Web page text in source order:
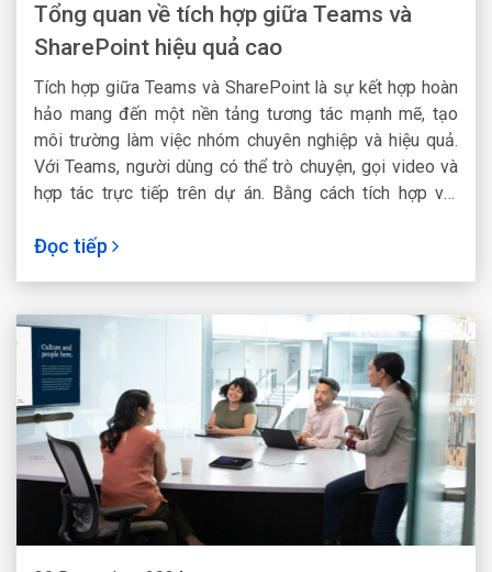
Tổng quan về tích hợp giữa Teams và
SharePoint hiệu quả cao
Tích hợp giữa Teams và SharePoint là sự kết hợp hoàn
hảo mang đến một nền tảng tương tác mạnh mẽ, tạo
môi trường làm việc nhóm chuyên nghiệp và hiệu quả.
Với Teams, người dùng có thể trò chuyện, gọi video và
hợp tác trực tiếp trên dự án. Bằng cách tích hợp với
chia sẻ trực tiếp trong Teams. Từ đó tăng tính nhất
Đọc tiếp